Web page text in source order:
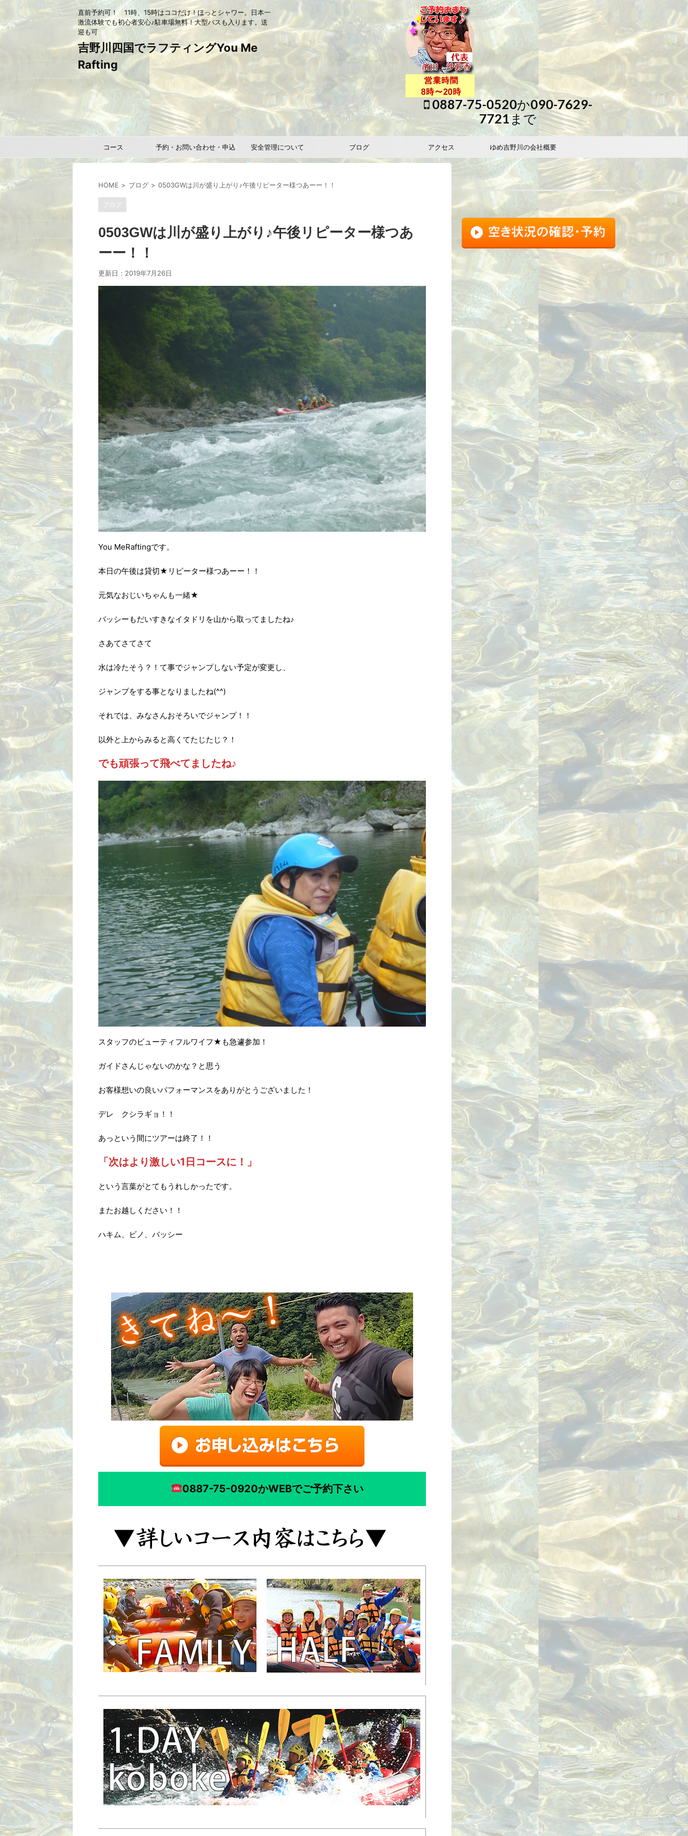
直前予約可！ 11時、15時はココだけ！ほっとシャワー。日本一
激流体験でも初心者安心♪駐車場無料！大型バスも入ります。送
迎も可
吉野川四国でラフティングYou Me
Rafting
0887-75-0520か090-7629-
7721まで
コース 予約・お問い合わせ・申込 安全管理について ブログ アクセス ゆめ吉野川の会社概要
HOME ブログ 0503GWは川が盛り上がり♪午後リピーター様つあーー！！
ブログ
0503GWは川が盛り上がり♪午後リピーター様つあ
ーー！！
更新日： 2019年7月26日
You MeRaftingです。
本日の午後は貸切★リピーター様つあーー！！
元気なおじいちゃんも一緒★
バッシーもだいすきなイタドリを山から取ってましたね♪
さあてさてさて
水は冷たそう？！て事でジャンプしない予定が変更し、
ジャンプをする事となりましたね(^^)
それでは、みなさんおそろいでジャンプ！！
以外と上からみると高くてたじたじ？！
でも頑張って飛べてましたね♪
スタッフのビューティフルワイフ★も急遽参加！
ガイドさんじゃないのかな？と思う
お客様想いの良いパフォーマンスをありがとうございました！
デレ クシラギョ！！
あっという間にツアーは終了！！
「次はより激しい1日コースに！」
という言葉がとてもうれしかったです。
またお越しください！！
ハキム、ビノ、バッシー
0887-75-0920かWEBでご予約下さい
FB